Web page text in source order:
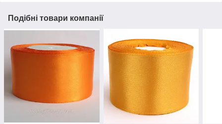
Подібні товари компанії